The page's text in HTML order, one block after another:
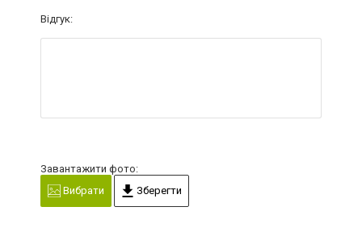
Відгук:
Завантажити фото:
Вибрати
Зберегти